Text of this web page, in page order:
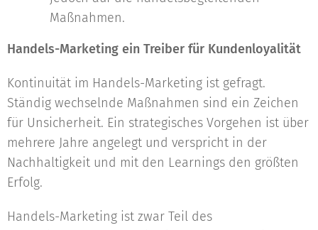
Maßnahmen.
Handels-Marketing ein Treiber für Kundenloyalität
Kontinuität im Handels-Marketing ist gefragt.
Ständig wechselnde Maßnahmen sind ein Zeichen
für Unsicherheit. Ein strategisches Vorgehen ist über
mehrere Jahre angelegt und verspricht in der
Nachhaltigkeit und mit den Learnings den größten
Erfolg.
Handels-Marketing ist zwar Teil des